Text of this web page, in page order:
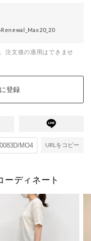
注文後の適用はできませ
登録
URLをコピー
ーディネート